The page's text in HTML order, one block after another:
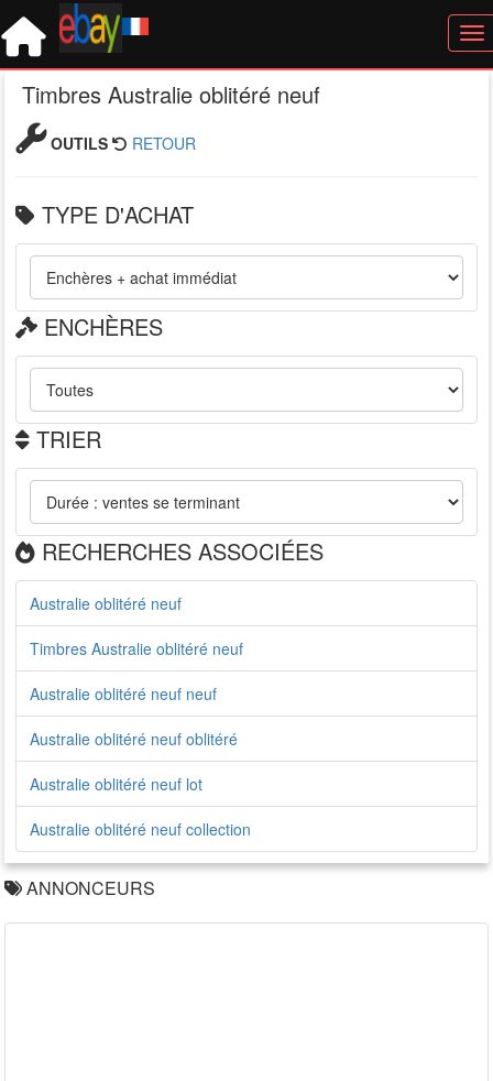
Timbres Australie oblitéré neuf
OUTILS RETOUR
TYPE D'ACHAT
ENCHÈRES
TRIER
RECHERCHES ASSOCIÉES
Australie oblitéré neuf
Timbres Australie oblitéré neuf
Australie oblitéré neuf neuf
Australie oblitéré neuf oblitéré
Australie oblitéré neuf lot
Australie oblitéré neuf collection
ANNONCEURS